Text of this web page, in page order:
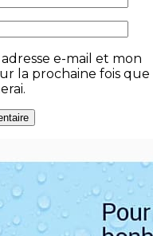
e-mail et mon
la prochaine fois que